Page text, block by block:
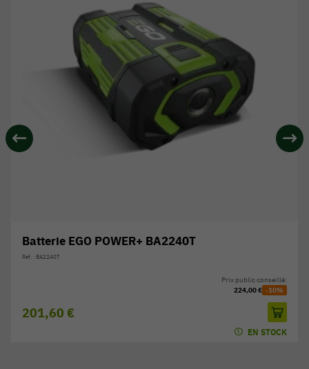
Batterie EGO POWER+ BA2240T
Réf. : BA2240T
201,60 €
Prix public conseillé:
224,00 € -10%
EN STOCK